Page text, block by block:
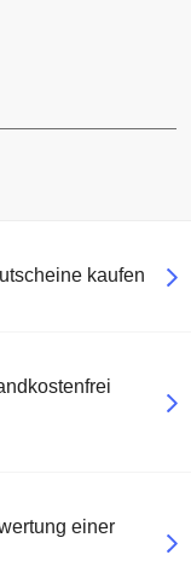
kaufen
einer